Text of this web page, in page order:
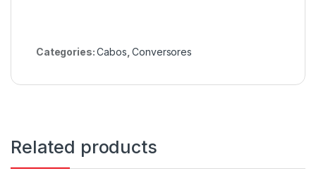
Categories:Cabos ,Conversores
Related products